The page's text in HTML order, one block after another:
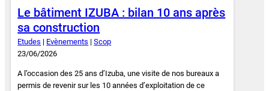
Le bâtiment IZUBA : bilan 10 ans après
sa construction
Etudes | Evènements |Scop
23/06/2026
A l’occasion des 25 ans d’Izuba, une visite de nos bureaux a
permis de revenir sur les 10 années d’exploitation de ce